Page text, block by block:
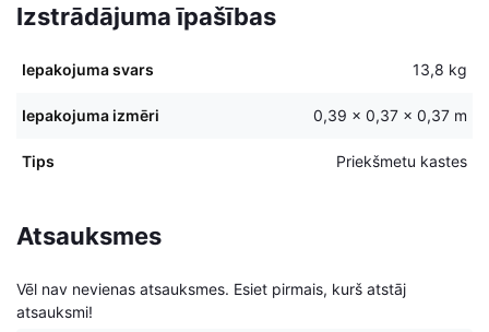
Izstrādājuma īpašības
Iepakojuma svars 13,8 kg
Iepakojuma izmēri 0,39 × 0,37 × 0,37 m
Tips Priekšmetu kastes
Atsauksmes
Vēl nav nevienas atsauksmes. Esiet pirmais, kurš atstāj
atsauksmi!